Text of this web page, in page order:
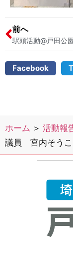
前へ
Facebook
ホーム ＞ 活動報
議員 宮内そうこ